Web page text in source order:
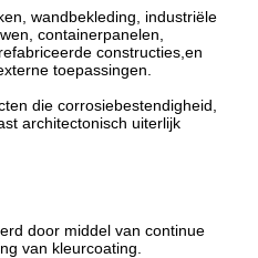
wandbekleding, industriële
containerpanelen,
constructies,en
toepassingen.
die corrosiebestendigheid,
architectonisch uiterlijk
door middel van continue
van kleurcoating.